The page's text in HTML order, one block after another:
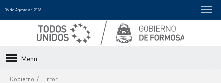
06 de Agosto de 2026
Menu
Gobierno Error